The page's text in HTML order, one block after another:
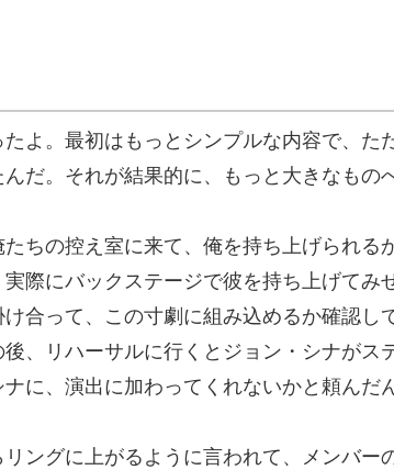
たよ。最初はもっとシンプルな内容で、た
んだ。それが結果的に、もっと大きなもの
たちの控え室に来て、俺を持ち上げられる
実際にバックステージで彼を持ち上げてみ
け合って、この寸劇に組み込めるか確認し
後、リハーサルに行くとジョン・シナがス
に、演出に加わってくれないかと頼んだ
リングに上がるように言われて、メンバー